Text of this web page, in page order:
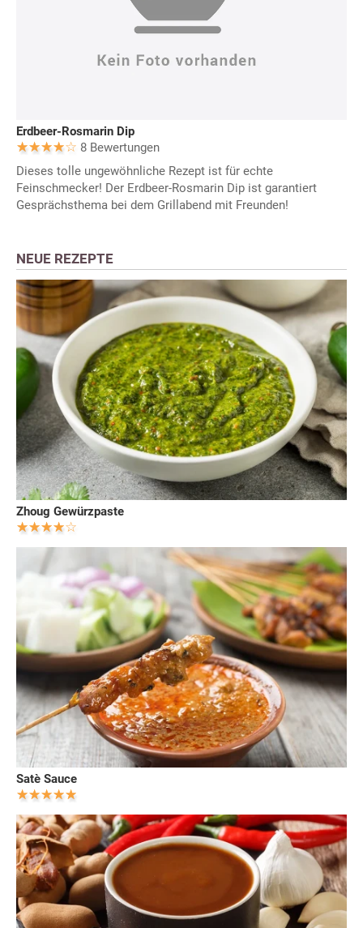
Erdbeer-Rosmarin Dip
8 Bewertungen
Dieses tolle ungewöhnliche Rezept ist für echte
Feinschmecker! Der Erdbeer-Rosmarin Dip ist garantiert
Gesprächsthema bei dem Grillabend mit Freunden!
NEUE REZEPTE
Zhoug Gewürzpaste
Satè Sauce